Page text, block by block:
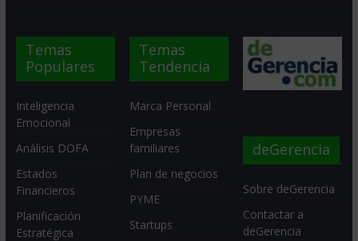
Temas
Populares
Inteligencia
Emocional
Análisis DOFA
Estados
Financieros
Planificación
Estratégica
Temas
Tendencia
Marca Personal
Empresas
familiares
Plan de negocios
PYME
Startups
deGerencia
Sobre deGerencia
Contactar a
deGerencia